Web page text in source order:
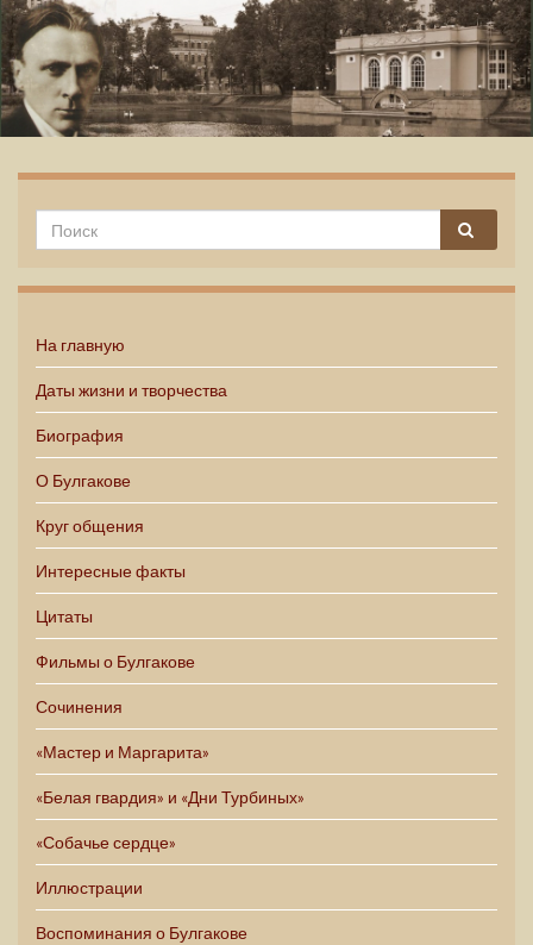
На главную
Даты жизни и творчества
Биография
О Булгакове
Круг общения
Интересные факты
Цитаты
Фильмы о Булгакове
Сочинения
«Мастер и Маргарита»
«Белая гвардия» и «Дни Турбиных»
«Собачье сердце»
Иллюстрации
Воспоминания о Булгакове